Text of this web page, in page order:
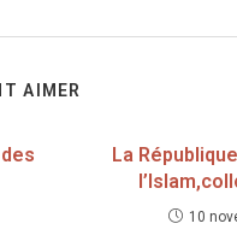
AIMER
La
10